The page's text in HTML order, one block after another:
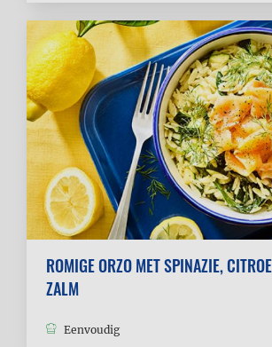
ROMIGE ORZO MET SPINAZIE,
ZALM
Eenvoudig